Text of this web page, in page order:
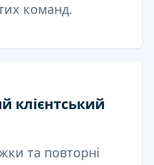
команд.
клієнтський
та повторні